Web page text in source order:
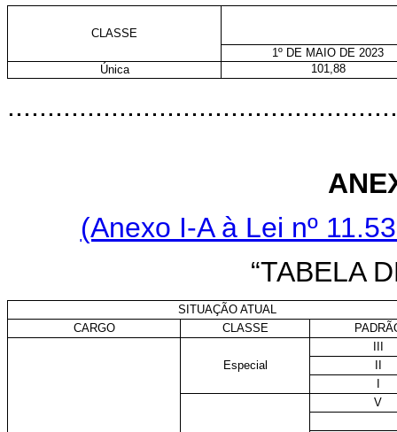
CLASSE
1º DE MAIO DE 2023
Única
101,88
(Anexo I-A à Lei nº
“TABELA
SITUAÇÃO ATUAL
CARGO
CLASSE
Especial
V